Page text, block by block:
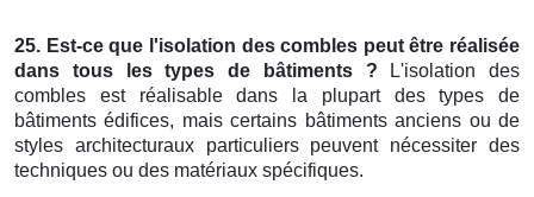
25. Est-ce que l'isolation des combles peut être réalisée
dans tous les types de bâtiments ? L'isolation des
combles est réalisable dans la plupart des types de
bâtiments édifices, mais certains bâtiments anciens ou de
styles architecturaux particuliers peuvent nécessiter des
techniques ou des matériaux spécifiques.